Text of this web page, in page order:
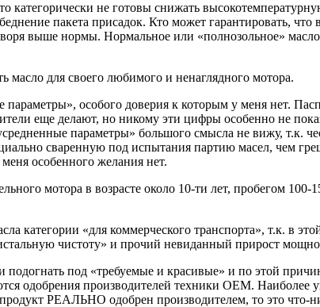
не готовы снижать
пакета присадок. Кто может гарантировать, что
выше нормы. Нормальное или «полнозольное»
для своего любимого и ненаглядного мотора.
особого доверия к которым у меня нет.
еще делают, но никому эти цифры особенно не
параметры» большого смысла не вижу, т.к.
сваренную под испытания партию масел, чем
особенного желания нет.
мотора в возрасте около 10-ти лет, пробегом
категории «для коммерческого транспорта», т.к. в
чистоту» и прочий невиданный прирост
под «требуемые и красивые» и по этой
одобрения производителей техники OEM. Наиболее
РЕАЛЬНО одобрен производителем, то это что-